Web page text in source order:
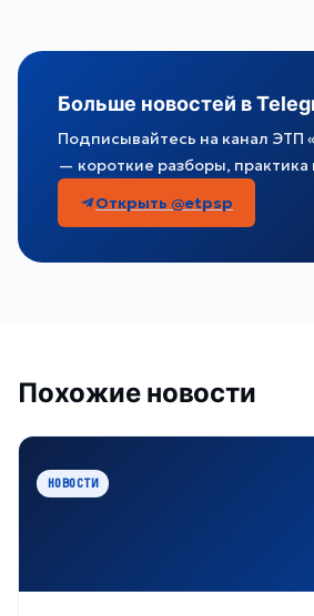
Больше новостей в
Подписывайтесь на канал ЭТП
— короткие разборы, практика
Открыть @etpsp
Похожие новости
НОВОСТИ